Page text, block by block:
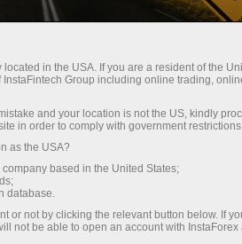
получаете
возможностям:
до 1:5000, одни
и комиссий
условия для
и индексами
трассе
in the USA. If you are a resident of the
Group including online trading,
and your location is not the US, kindly
in order to comply with government
as the USA?
based in the United States;
database.
or not by clicking the relevant button below. If
not be able to open an account with InstaForex